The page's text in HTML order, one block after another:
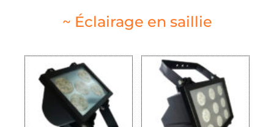
~ Éclairage en saillie